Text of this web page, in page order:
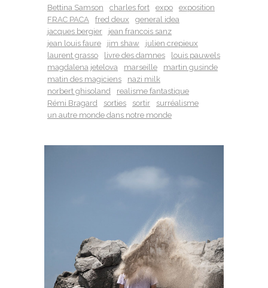
Bettina Samson
charles fort expo
exposition
FRAC PACA
fred deux
general idea
jacques bergier
jean francois sanz
jean louis faure
jim shaw
julien crepieux
laurent grasso
livre des damnes
louis pauwels
magdalena jetelova
marseille
martin gusinde
matin des magiciens
nazi milk
norbert ghisoland
realisme fantastique
Rémi Bragard
sorties sortir
surréalisme
un autre monde dans notre monde